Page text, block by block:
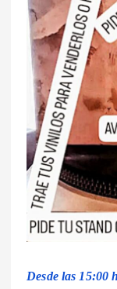
Desde las 15:00